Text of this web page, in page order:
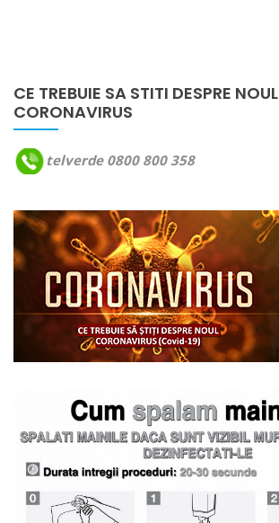
CE TREBUIE SA STITI DESPRE NOUL
CORONAVIRUS
telverde 0800 800 358